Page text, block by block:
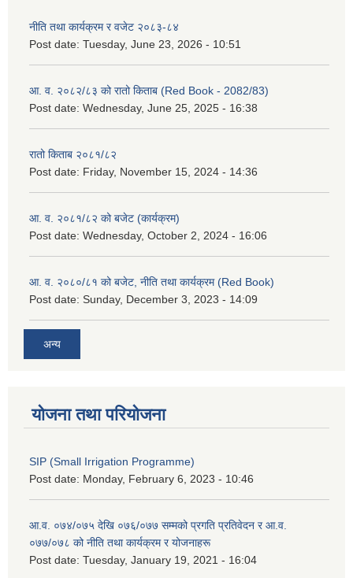
नीति तथा कार्यक्रम र वजेट २०८३-८४
Post date: Tuesday, June 23, 2026 - 10:51
आ. व. २०८२/८३ को रातो किताब (Red Book - 2082/83)
Post date: Wednesday, June 25, 2025 - 16:38
रातो किताब २०८१/८२
Post date: Friday, November 15, 2024 - 14:36
आ. व. २०८१/८२ को बजेट (कार्यक्रम)
Post date: Wednesday, October 2, 2024 - 16:06
आ. व. २०८०/८१ को बजेट, नीति तथा कार्यक्रम (Red Book)
Post date: Sunday, December 3, 2023 - 14:09
अन्य
योजना तथा परियोजना
SIP (Small Irrigation Programme)
Post date: Monday, February 6, 2023 - 10:46
आ.व. ०७४/०७५ देखि ०७६/०७७ सम्मको प्रगति प्रतिवेदन र आ.व.
०७७/०७८ को नीति तथा कार्यक्रम र योजनाहरू
Post date: Tuesday, January 19, 2021 - 16:04